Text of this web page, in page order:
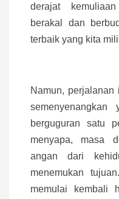
derajat
berakal dan
terbaik yang kita
Namun,
semenyenangkan
berguguran satu
menyapa, masa
angan dari
menemukan
memulai kembali